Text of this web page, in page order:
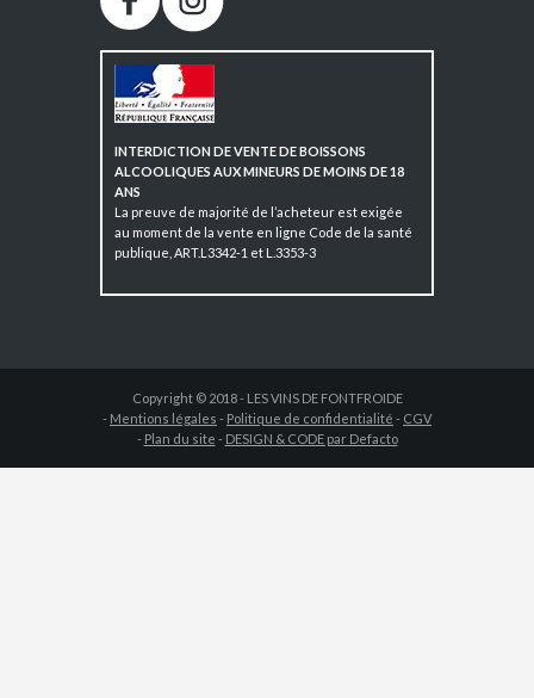
INTERDICTION DE VENTE DE BOISSONS
ALCOOLIQUES AUX MINEURS DE MOINS DE 18
ANS
La preuve de majorité de l’acheteur est exigée
au moment de la vente en ligne Code de la santé
publique, ART.L3342-1 et L.3353-3
Copyright © 2018 - LES VINS DE FONTFROIDE
- Mentions légales - Politique de confidentialité - CGV
- Plan du site - DESIGN & CODE par Defacto